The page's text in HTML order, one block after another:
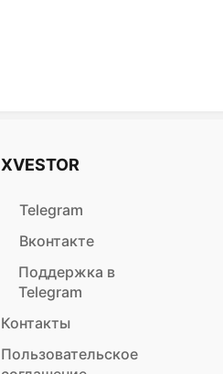
XVESTOR
Telegram
Вконтакте
Поддержка в
Telegram
Контакты
Пользовательское